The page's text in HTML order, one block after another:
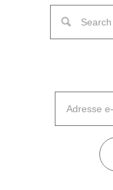
mail